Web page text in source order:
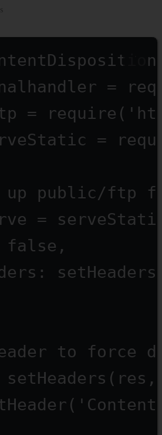
=
= require (
=
up public/ftp
=
false ,
to force
setHeaders ( res
(